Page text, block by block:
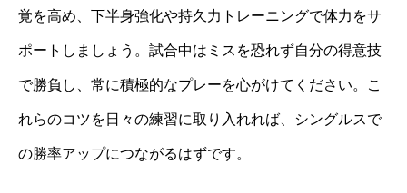
覚を高め、下半身強化や持久力トレーニングで体力をサ
ポートしましょう。試合中はミスを恐れず自分の得意技
で勝負し、常に積極的なプレーを心がけてください。こ
れらのコツを日々の練習に取り入れれば、シングルスで
の勝率アップにつながるはずです。